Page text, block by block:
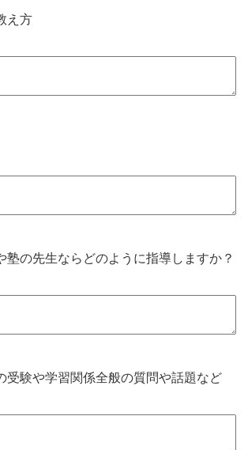
え方
塾の先生ならどのように指導しますか？
受験や学習関係全般の質問や話題など